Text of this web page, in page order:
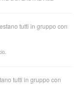
tutti in gruppo con
tutti in gruppo con